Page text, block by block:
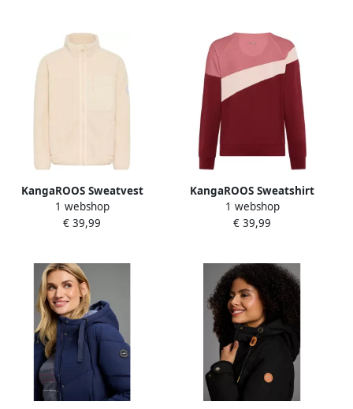
KangaROOS Sweatvest
Knuffel-Jack met
reflecterende Badge
1 webshop
€ 39,99
KangaROOS Sweatshirt
1 webshop
€ 39,99